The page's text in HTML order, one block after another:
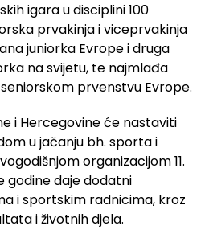
igara u disciplini 100
prvakinja i viceprvakinja
juniorka Evrope i druga
na svijetu, te najmlađa
prvenstvu Evrope.
i Hercegovine će nastaviti
u jačanju bh. sporta i
organizacijom 11.
godine daje dodatni
i sportskim radnicima, kroz
i životnih djela.